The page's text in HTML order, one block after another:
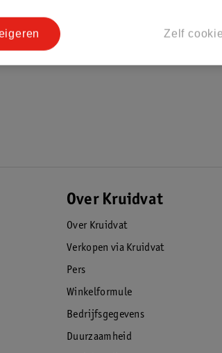
Over Kruidvat
Over Kruidvat
Verkopen via Kruidvat
Pers
Winkelformule
Bedrijfsgegevens
Duurzaamheid
Zelf